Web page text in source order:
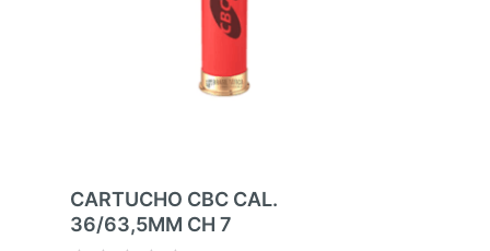
CARTUCHO CBC CAL.
36/63,5MM CH 7